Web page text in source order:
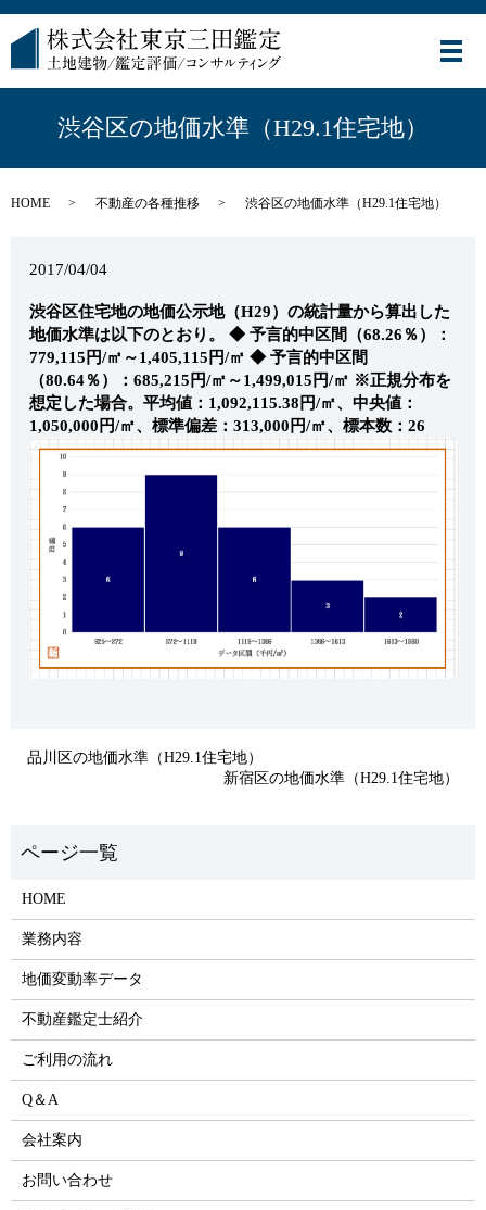
メ
渋谷区の地価水準（H29.1住宅地）
HOME 不動産の各種推移 渋谷区の地価水準（H29.1住宅地）
2017/04/04
渋谷区住宅地の地価公示地（H29）の統計量から算出した
地価水準は以下のとおり。
◆ 予言的中区間（68.26％）：
779,115円/㎡～1,405,115円/㎡ ◆ 予言的中区間
（80.64％）：685,215円/㎡～1,499,015円/㎡ ※正規分布を
想定した場合。平均値：1,092,115.38円/㎡、中央値：
1,050,000円/㎡、標準偏差：313,000円/㎡、標本数：26
品川区の地価水準（H29.1住宅地）
新宿区の地価水準（H29.1住宅地）
HOME
業務内容
地価変動率データ
不動産鑑定士紹介
ご利用の流れ
Q＆A
会社案内
お問い合わせ